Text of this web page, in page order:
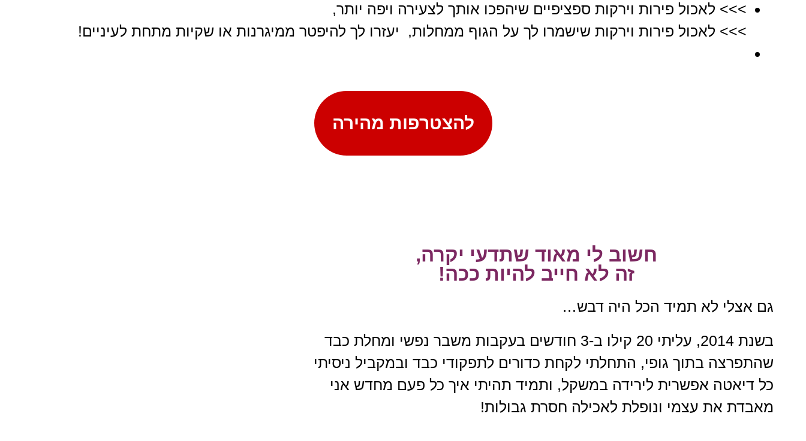
>>> לאכול פירות וירקות ספציפיים שיהפכו אותך לצעירה ויפה יותר,
>>> לאכול פירות וירקות שישמרו לך על הגוף ממחלות, יעזרו לך להיפטר ממיגרנות או שקיות מתחת לעיניים!
להצטרפות מהירה
חשוב לי מאוד שתדעי יקרה,
זה לא חייב להיות ככה!
גם אצלי לא תמיד הכל היה דבש…
בשנת 2014, עליתי 20 קילו ב-3 חודשים בעקבות משבר נפשי ומחלת כבד
שהתפרצה בתוך גופי, התחלתי לקחת כדורים לתפקודי כבד ובמקביל ניסיתי
כל דיאטה אפשרית לירידה במשקל, ותמיד תהיתי איך כל פעם מחדש אני
מאבדת את עצמי ונופלת לאכילה חסרת גבולות!